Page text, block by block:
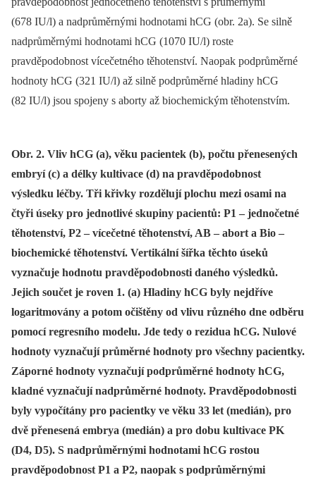
(678 IU/l) a nadprůměrnými hodnotami hCG (obr. 2a). Se silně
nadprůměrnými hodnotami hCG (1070 IU/l) roste
pravděpodobnost vícečetného těhotenství. Naopak podprůměrné
hodnoty hCG (321 IU/l) až silně podprůměrné hladiny hCG
(82 IU/l) jsou spojeny s aborty až biochemickým těhotenstvím.
Obr. 2. Vliv hCG (a), věku pacientek (b), počtu přenesených
embryí (c) a délky kultivace (d) na pravděpodobnost
výsledku léčby. Tři křivky rozdělují plochu mezi osami na
čtyři úseky pro jednotlivé skupiny pacientů: P1 – jednočetné
těhotenství, P2 – vícečetné těhotenství, AB – abort a Bio –
biochemické těhotenství. Vertikální šířka těchto úseků
vyznačuje hodnotu pravděpodobnosti daného výsledků.
Jejich součet je roven 1. (a) Hladiny hCG byly nejdříve
logaritmovány a potom očištěny od vlivu různého dne odběru
pomocí regresního modelu. Jde tedy o rezidua hCG. Nulové
hodnoty vyznačují průměrné hodnoty pro všechny pacientky.
Záporné hodnoty vyznačují podprůměrné hodnoty hCG,
kladné vyznačují nadprůměrné hodnoty. Pravděpodobnosti
byly vypočítány pro pacientky ve věku 33 let (medián), pro
dvě přenesená embrya (medián) a pro dobu kultivace PK
(D4, D5). S nadprůměrnými hodnotami hCG rostou
pravděpodobnost P1 a P2, naopak s podprůměrnými